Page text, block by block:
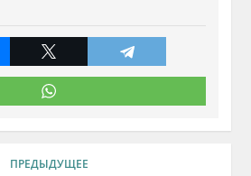
ПРЕДЫДУЩЕЕ